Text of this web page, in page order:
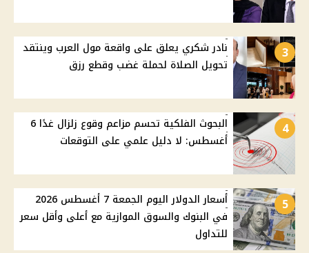
3
نادر شكري يعلق على واقعة مول العرب وينتقد
تحويل الصلاة لحملة غضب وقطع رزق
4
البحوث الفلكية تحسم مزاعم وقوع زلزال غدًا 6
أغسطس: لا دليل علمي على التوقعات
5
أسعار الدولار اليوم الجمعة 7 أغسطس 2026
في البنوك والسوق الموازية مع أعلى وأقل سعر
للتداول